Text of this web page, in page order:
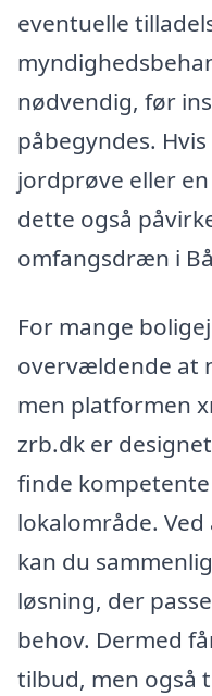
eventuelle
nødvendig, før
påbegyndes.
jordprøve eller
dette også
omfangsdræn i
For mange
overvældende at
men platformen
zrb.dk er
finde
lokalområde.
kan du
løsning, der
behov. Dermed
tilbud, men også